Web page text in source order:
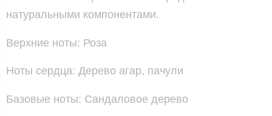
натуральными компонентами.
Верхние ноты: Роза
Ноты сердца: Дерево агар, пачули
Базовые ноты: Сандаловое дерево